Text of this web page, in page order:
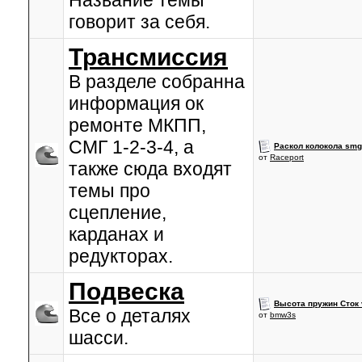
говорит за себя.
Трансмиссия
В разделе собранна
информация ок
ремонте МКПП,
СМГ 1-2-3-4, а
также сюда входят
темы про
сцепление,
карданах и
редукторах.
Раскол колокола
от Raceport
Подвеска
Все о деталях
шасси.
Высота пружин Сток
от bmw3s